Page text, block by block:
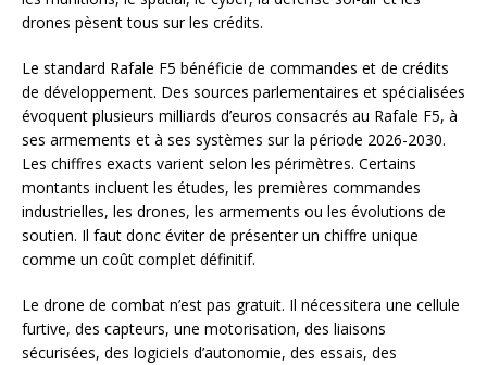
drones pèsent tous sur les crédits.
Le standard Rafale F5 bénéficie de commandes et de crédits
de développement. Des sources parlementaires et spécialisées
évoquent plusieurs milliards d’euros consacrés au Rafale F5, à
ses armements et à ses systèmes sur la période 2026-2030.
Les chiffres exacts varient selon les périmètres. Certains
montants incluent les études, les premières commandes
industrielles, les drones, les armements ou les évolutions de
soutien. Il faut donc éviter de présenter un chiffre unique
comme un coût complet définitif.
Le drone de combat n’est pas gratuit. Il nécessitera une cellule
furtive, des capteurs, une motorisation, des liaisons
sécurisées, des logiciels d’autonomie, des essais, des